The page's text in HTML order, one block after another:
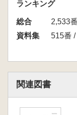
ランキング
総合
2,533
資料集
515番
関連図書